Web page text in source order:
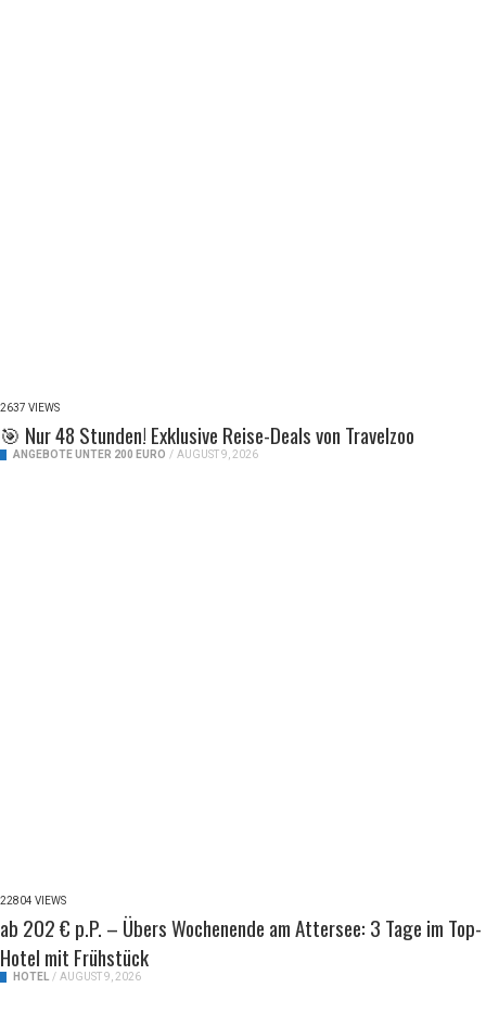
2637 VIEWS
🎯 Nur 48 Stunden! Exklusive Reise-Deals von Travelzoo
ANGEBOTE UNTER 200 EURO / AUGUST 9, 2026
22804 VIEWS
ab 202 € p.P. – Übers Wochenende am Attersee: 3 Tage im Top-
Hotel mit Frühstück
HOTEL / AUGUST 9, 2026